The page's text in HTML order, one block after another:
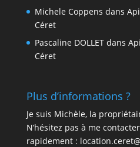
Michele Coppens dans
Céret
Pascaline DOLLETdans
Céret
Plus d’informations ?
Je suis Michèle, la
N’hésitez pas à me
rapidement :